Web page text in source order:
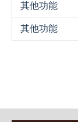
其他功能
其他功能